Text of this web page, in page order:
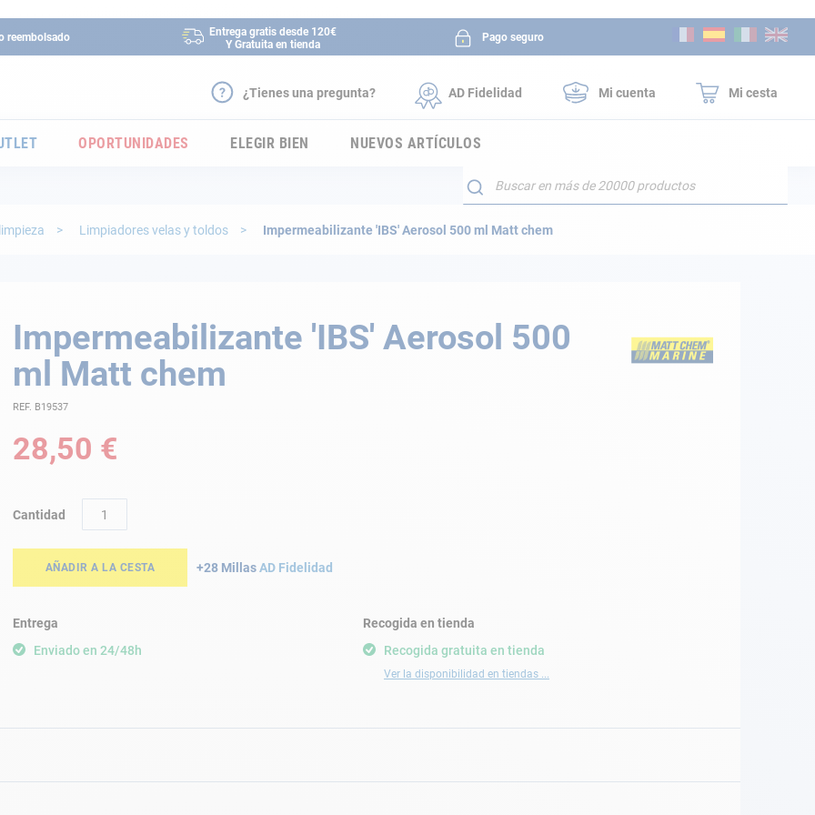
reembolsado
Entrega gratis desde 120€
Y Gratuita en tienda
Pago seguro
¿Tienes una pregunta? AD Fidelidad Mi cuenta Mi cesta
OPORTUNIDADES ELEGIR BIEN NUEVOS ARTÍCULOS
Buscar
Limpiadores velas y toldos Impermeabilizante 'IBS' Aerosol 500 ml Matt chem
Impermeabilizante 'IBS' Aerosol 500
ml Matt chem
REF. B19537
28,50 €
Cantidad
AÑADIR A LA CESTA +28 MillasAD Fidelidad
Entrega
Enviado en 24/48h
Recogida gratuita en tienda
Ver la disponibilidad en tiendas ...
Recogida en tienda